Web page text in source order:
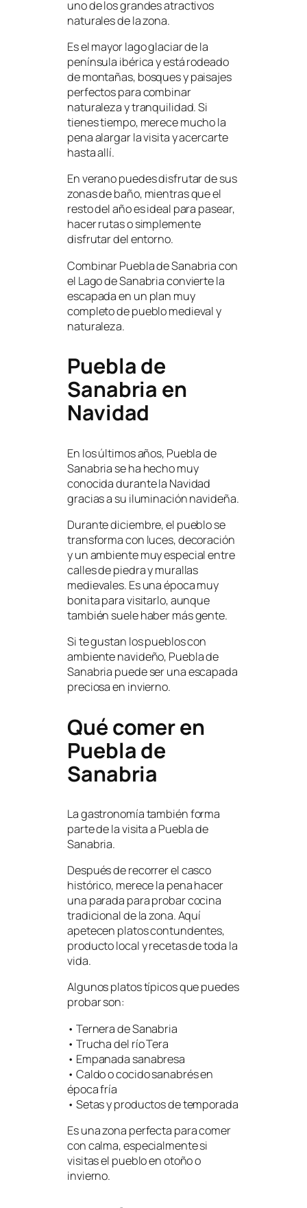
uno de los grandes atractivos
naturales de la zona.
Es el mayor lago glaciar de la
península ibérica y está rodeado
de montañas, bosques y paisajes
perfectos para combinar
naturaleza y tranquilidad. Si
tienes tiempo, merece mucho la
pena alargar la visita y acercarte
hasta allí.
En verano puedes disfrutar de sus
zonas de baño, mientras que el
resto del año es ideal para pasear,
hacer rutas o simplemente
disfrutar del entorno.
Combinar Puebla de Sanabria con
el Lago de Sanabria convierte la
escapada en un plan muy
completo de pueblo medieval y
naturaleza.
Puebla de
Sanabria en
Navidad
En los últimos años, Puebla de
Sanabria se ha hecho muy
conocida durante la Navidad
gracias a su iluminación navideña.
Durante diciembre, el pueblo se
transforma con luces, decoración
y un ambiente muy especial entre
calles de piedra y murallas
medievales. Es una época muy
bonita para visitarlo, aunque
también suele haber más gente.
Si te gustan los pueblos con
ambiente navideño, Puebla de
Sanabria puede ser una escapada
preciosa en invierno.
Qué comer en
Puebla de
Sanabria
La gastronomía también forma
parte de la visita a Puebla de
Sanabria.
Después de recorrer el casco
histórico, merece la pena hacer
una parada para probar cocina
tradicional de la zona. Aquí
apetecen platos contundentes,
producto local y recetas de toda la
vida.
Algunos platos típicos que puedes
probar son:
• Ternera de Sanabria
• Trucha del río Tera
• Empanada sanabresa
• Caldo o cocido sanabrés en
época fría
• Setas y productos de temporada
Es una zona perfecta para comer
con calma, especialmente si
visitas el pueblo en otoño o
invierno.